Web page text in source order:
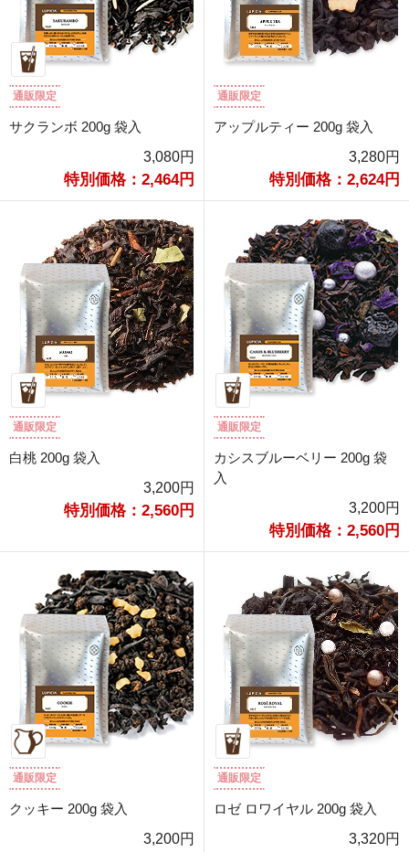
通販限定
サクランボ 200g 袋入
3,080円
特別価格：2,464円
通販限定
アップルティー 200g 袋入
3,280円
特別価格：2,624円
通販限定
白桃 200g 袋入
3,200円
特別価格：2,560円
通販限定
カシスブルーベリー 200g 袋
入
3,200円
特別価格：2,560円
通販限定
クッキー 200g 袋入
3,200円
通販限定
ロゼ ロワイヤル 200g 袋入
3,320円